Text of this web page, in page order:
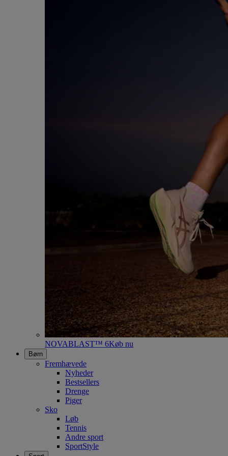
NOVABLAST™ 6Køb nu
Børn
Fremhævede
Nyheder
Bestsellers
Drenge
Piger
Sko
Løb
Tennis
Andre sport
SportStyle